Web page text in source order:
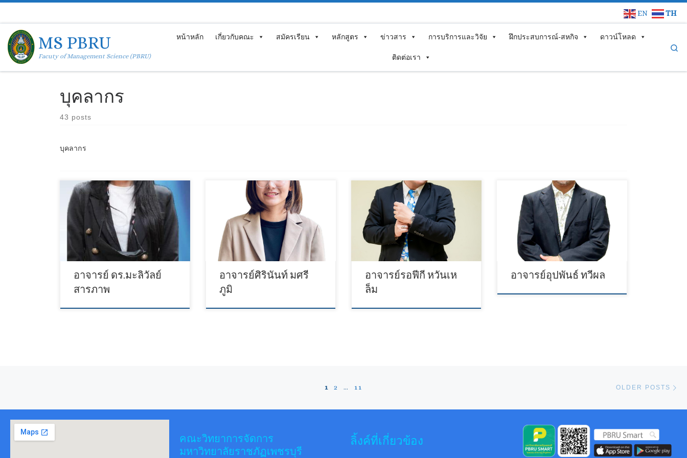
MS PBRU
Facuty of Management Science (PBRU)
หน้าหลัก เกี่ยวกับคณะ สมัครเรียน หลักสูตร ข่าวสาร การบริการและวิจัย ฝึกประสบการณ์-สหกิจ ดาวน์โหลด
ติดต่อเรา
บุคลากร
43 posts
บุคลากร
โทรศัพท์ : 0953050321 อีเมล์ :
maliwan.sar@mail.pbru.ac.th
อาจารย์ ดร.มะลิวัลย์
สารภาพ
โทรศัพท์(ที่ทำงาน) : 032708616
อาจารย์ศิรินันท์ มศรี
ภูมิ
โทรศัพท์(ที่ทำงาน) : 032708616
อาจารย์รอฟีกี หวันเห
ล็ม
โทรศัพท์(ที่ทำงาน) : 032708616
อาจารย์อุปพันธ์ ทวีผล
1 2 … 11 OLDER POSTS
คณะวิทยาการจัดการ
มหาวิทยาลัยราชภัฏเพชรบุรี
ลิ้งค์ที่เกี่ยวข้อง
EN TH